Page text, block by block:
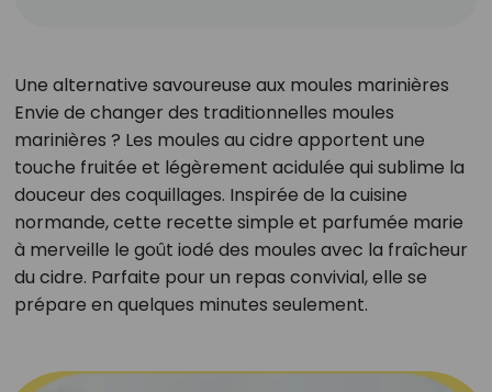
Une alternative savoureuse aux moules marinières
Envie de changer des traditionnelles moules
marinières ? Les moules au cidre apportent une
touche fruitée et légèrement acidulée qui sublime la
douceur des coquillages. Inspirée de la cuisine
normande, cette recette simple et parfumée marie
à merveille le goût iodé des moules avec la fraîcheur
du cidre. Parfaite pour un repas convivial, elle se
prépare en quelques minutes seulement.